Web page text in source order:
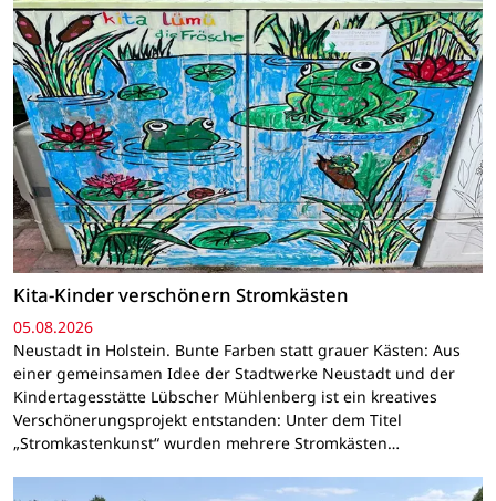
Kita-Kinder verschönern Stromkästen
05.08.2026
Neustadt in Holstein. Bunte Farben statt grauer Kästen: Aus
einer gemeinsamen Idee der Stadtwerke Neustadt und der
Kindertagesstätte Lübscher Mühlenberg ist ein kreatives
Verschönerungsprojekt entstanden: Unter dem Titel
„Stromkastenkunst“ wurden mehrere Stromkästen…